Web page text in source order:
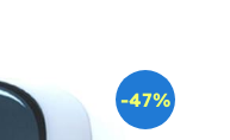
-47%